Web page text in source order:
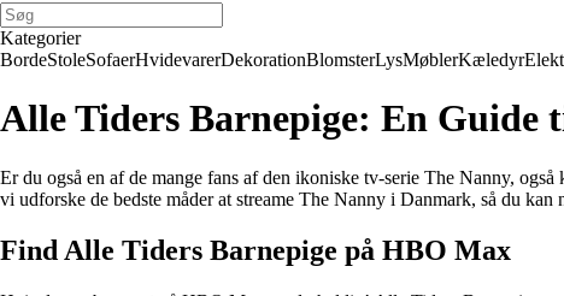
Kategorier
BordeStoleSofaerHvidevarerDekorationBlomsterLysMøblerKæledyr
Alle Tiders Barnepige: En Guide
Er du også en af de mange fans af den ikoniske tv-serie The Nanny,
vi udforske de bedste måder at streame The Nanny i Danmark, så du
Find Alle Tiders Barnepige på HBO Max